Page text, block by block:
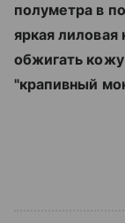
полуметра в
яркая лиловая
обжигать
"крапивный